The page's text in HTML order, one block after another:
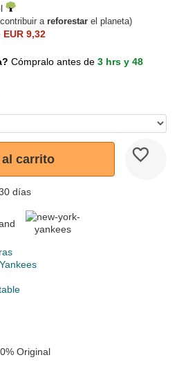
a reforestar el planeta)
EUR 9,32
Cómpralo antes de 3 hrs y 48
carrito
días
Original